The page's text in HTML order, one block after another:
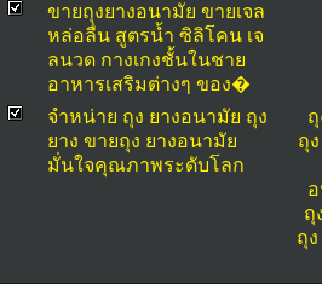
ขายถุงยางอนามัย ขายเจล
หล่อลื่น สูตรน้ำ ซิลิโคน เจ
ลนวด กางเกงชั้นในชาย
อาหารเสริมต่างๆ ของ�
ถุ
ถุ
ถุ
จำหน่าย ถุง ยางอนามัย ถุง
ยาง ขายถุง ยางอนามัย
มั่นใจคุณภาพระดับโลก